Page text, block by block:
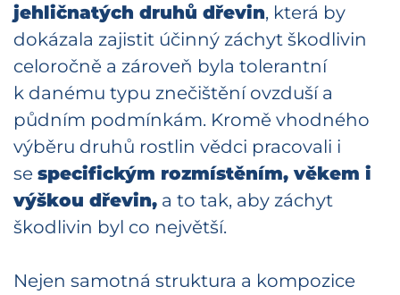
jehličnatých druhů dřevin, která by
dokázala zajistit účinný záchyt škodlivin
celoročně a zároveň byla tolerantní
k danému typu znečištění ovzduší a
půdním podmínkám. Kromě vhodného
výběru druhů rostlin vědci pracovali i
se specifickým rozmístěním, věkem i
výškou dřevin, a to tak, aby záchyt
škodlivin byl co největší.
Nejen samotná struktura a kompozice